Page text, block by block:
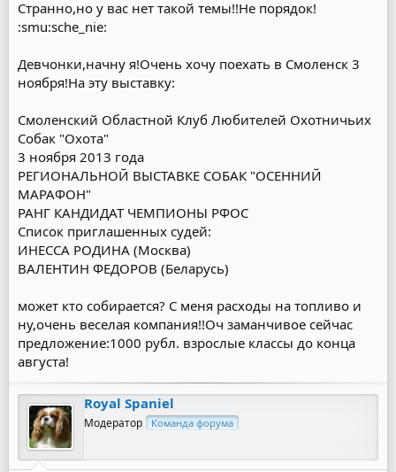
Странно,но у вас нет такой темы!!Не порядок!
:smu:sche_nie:
Девчонки,начну я!Очень хочу поехать в Смоленск 3
ноября!На эту выставку:
Смоленский Областной Клуб Любителей Охотничьих
Собак "Охота"
3 ноября 2013 года
РЕГИОНАЛЬНОЙ ВЫСТАВКЕ СОБАК "ОСЕННИЙ
МАРАФОН"
РАНГ КАНДИДАТ ЧЕМПИОНЫ РФОС
Список приглашенных судей:
ИНЕССА РОДИНА (Москва)
ВАЛЕНТИН ФЕДОРОВ (Беларусь)
может кто собирается? С меня расходы на топливо и
ну,очень веселая компания!!Оч заманчивое сейчас
предложение:1000 рубл. взрослые классы до конца
августа!
Royal Spaniel
Модератор Команда форума